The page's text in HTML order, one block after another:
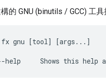
的 GNU (binutils / GCC) 工具
fx gnu [tool] [args...]